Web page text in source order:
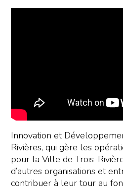
Innovation et
Rivières, qui gère les
pour la Ville de Trois-
d’autres organisations et
contribuer à leur tour au